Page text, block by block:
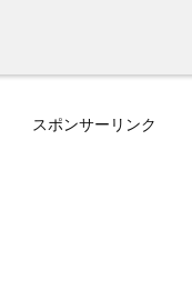
スポンサーリンク